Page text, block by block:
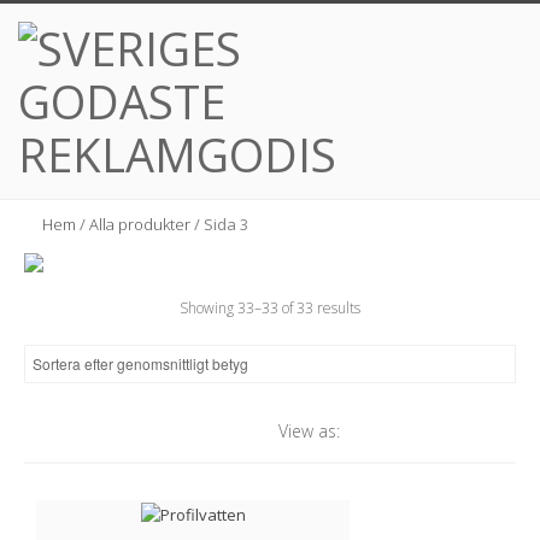
Hem /Alla produkter/ Sida 3
Showing 33–33 of 33 results
View as: